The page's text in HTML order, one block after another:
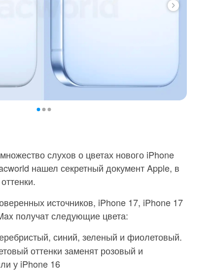
слухов о цветах нового iPhone
нашел секретный документ Apple, в
источников, iPhone 17, iPhone 17
получат следующие цвета:
синий, зеленый и фиолетовый.
оттенки заменят розовый и
у iPhone 16